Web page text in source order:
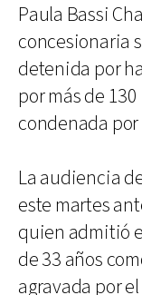
Paula Bassi
concesionaria
detenida por
por más de
condenada por
La audiencia
este martes
quien admitió
de 33 años
agravada por